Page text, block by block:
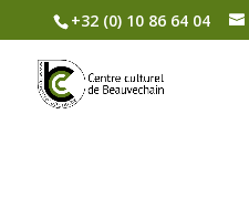
+32 (0) 10 86 64 04